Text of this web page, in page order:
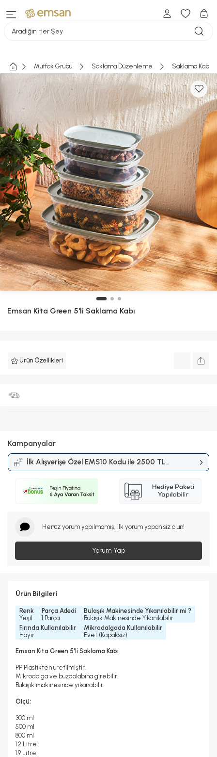
Aradığın Her Şey
Mutfak Grubu Saklama Düzenleme Saklama Kabı
Emsan Kita Green 5'li Saklama Kabı
Ürün Özellikleri
Kampanyalar
İlk Alışverişe Özel EMS10 Kodu ile 2500 TL
ve Üzerine %10 İndirimKampanyası
Henüz yorum yapılmamış, ilk yorum yapan siz olun!
Yorum Yap
Ürün Bilgileri
Renk
Yeşil
Parça Adedi
1 Parça
Bulaşık Makinesinde Yıkanılabilir mi ?
Bulaşık Makinesinde Yıkanılabilir
Fırında Kullanılabilir
Hayır
Mikrodalgada Kullanılabilir
Evet (Kapaksız)
Emsan Kita Green 5'li Saklama Kabı
PP Plastikten üretilmiştir.
Mikrodalga ve buzdolabına girebilir.
Bulaşık makinesinde yıkanabilir.
Ölçü:
300 ml
500 ml
800 ml
1.2 Litre
1.9 Litre